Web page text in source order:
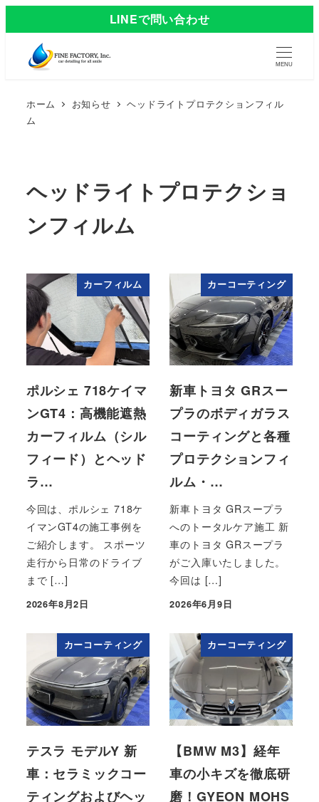
LINEで問い合わせ
MENU
ホーム お知らせ
ヘッドライトプロテクションフィル
ム
ヘッドライトプロテクショ
ンフィルム
カーフィルム
ポルシェ 718ケイマ
ンGT4：高機能遮熱
カーフィルム（シル
フィード）とヘッド
ラ…
今回は、ポルシェ 718ケ
イマンGT4の施工事例を
ご紹介します。 スポーツ
走行から日常のドライブ
まで […]
投稿日
2026年8月2日
カーコーティング
新車トヨタ GRスー
プラのボディガラス
コーティングと各種
プロテクションフィ
ルム・…
新車トヨタ GRスープラ
へのトータルケア施工 新
車のトヨタ GRスープラ
がご入庫いたしました。
今回は […]
投稿日
2026年6月9日
カーコーティング
テスラ モデルY 新
車：セラミックコー
ティングおよびヘッ
カーコーティング
【BMW M3】経年
車の小キズを徹底研
磨！GYEON MOHS